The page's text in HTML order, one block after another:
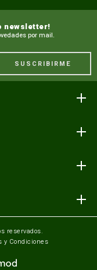
newsletter!
por mail.
SUSCRIBIRME
Bolivia
reservados.
y Condiciones